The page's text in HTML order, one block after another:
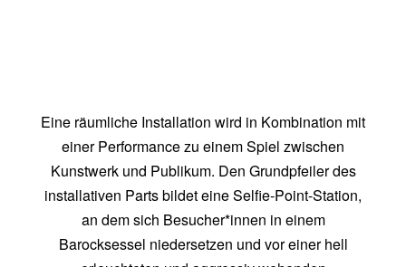
Eine räumliche Installation wird in Kombination mit
einer Performance zu einem Spiel zwischen
Kunstwerk und Publikum. Den Grundpfeiler des
installativen Parts bildet eine Selfie-Point-Station,
an dem sich Besucher*innen in einem
Barocksessel niedersetzen und vor einer hell